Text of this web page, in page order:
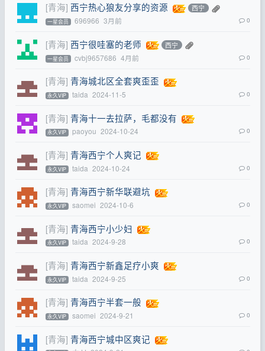
[青海] 西宁热心狼友分享的资源 西宁
一星会员 696966 3月前 0
[青海] 西宁很哇塞的老师 西宁
一星会员 cvbj9657686 4月前 0
[青海] 青海城北区全套爽歪歪
永久VIP taida 2024-11-5 0
[青海] 青海十一去拉萨，毛都没有
永久VIP paoyou 2024-10-24 0
[青海] 青海西宁个人爽记
永久VIP taida 2024-10-24 0
[青海] 青海西宁新华联避坑
永久VIP saomei 2024-10-6 0
[青海] 青海西宁小少妇
永久VIP taida 2024-9-28 0
[青海] 青海西宁新鑫足疗小爽
永久VIP taida 2024-9-25 0
[青海] 青海西宁半套一般
永久VIP saomei 2024-9-21 0
[青海] 青海西宁城中区爽记